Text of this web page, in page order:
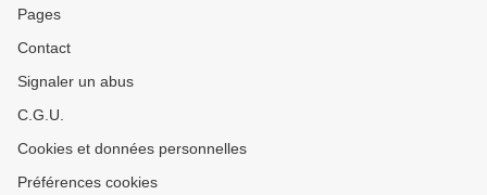
Pages
Contact
Signaler un abus
C.G.U.
Cookies et données personnelles
Préférences cookies